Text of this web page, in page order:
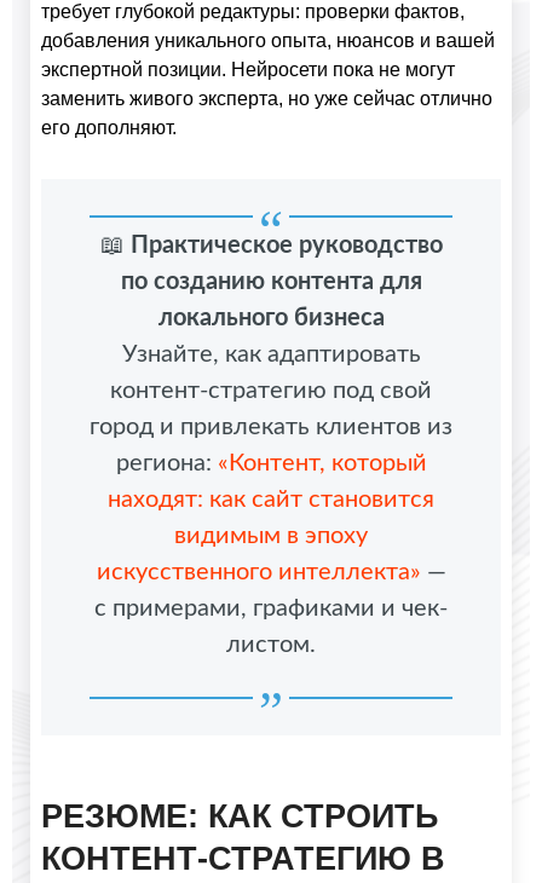
требует глубокой редактуры: проверки фактов,
добавления уникального опыта, нюансов и вашей
экспертной позиции. Нейросети пока не могут
заменить живого эксперта, но уже сейчас отлично
его дополняют.
📖
Практическое руководство
по созданию контента для
локального бизнеса
Узнайте, как адаптировать
контент-стратегию под свой
город и привлекать клиентов из
региона: «Контент, который
находят: как сайт становится
видимым в эпоху
искусственного интеллекта» —
с примерами, графиками и чек-
листом.
РЕЗЮМЕ: КАК СТРОИТЬ
КОНТЕНТ-СТРАТЕГИЮ В